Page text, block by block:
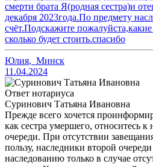
смерти брата Я(родная сестра)и
декабря 2023года.По предмету
счёт.Подскажите
сколько будет стоить.спасибо
Юлия, Минск
11.04.2024
Ответ нотариуса
Суринович Татьяна Ивановна
Прежде всего хочется
как сестра умершего, относитесь к
очереди. При отсутствии
пользу, наследники второй
наследованию только в случае